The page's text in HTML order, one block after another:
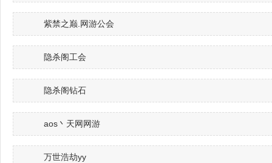
紫禁之巅.网游公会
隐杀阁工会
隐杀阁钻石
aos丶天网网游
万世浩劫yy